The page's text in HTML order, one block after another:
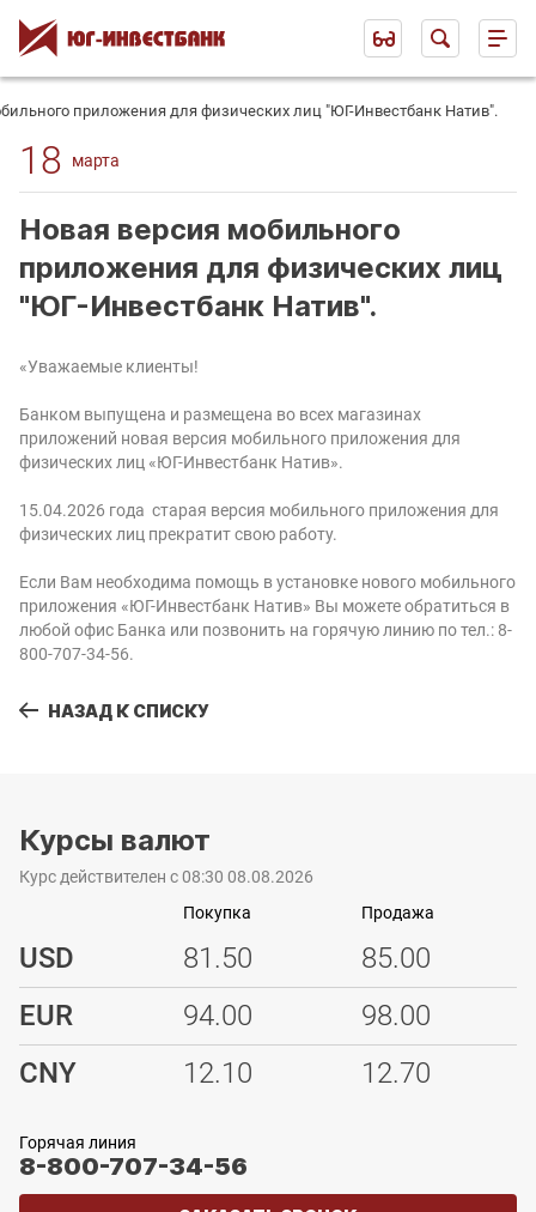
приложения для физических лиц "ЮГ-Инвестбанк Натив".
18 марта
Новая версия мобильного
приложения для физических лиц
"ЮГ-Инвестбанк Натив".
«Уважаемые клиенты!
Банком выпущена и размещена во всех магазинах
приложений новая версия мобильного приложения для
физических лиц «ЮГ-Инвестбанк Натив».
15.04.2026 года старая версия мобильного приложения для
физических лиц прекратит свою работу.
Если Вам необходима помощь в установке нового мобильного
приложения «ЮГ-Инвестбанк Натив» Вы можете обратиться в
любой офис Банка или позвонить на горячую линию по тел.: 8-
800-707-34-56.
НАЗАД К СПИСКУ
Курсы валют
Курс действителен с 08:30 08.08.2026
USD
Покупка
81.50
Продажа
85.00
EUR
94.00
98.00
CNY
12.10 12.70
Горячая линия
8-800-707-34-56